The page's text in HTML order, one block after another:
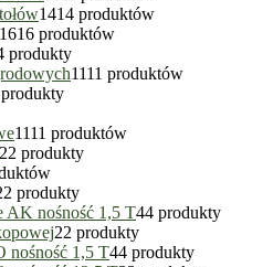
1414 produktów
1616 produktów
produkty
1111 produktów
1111 produktów
22 produkty
2 produkty
AK nośność 1,5 T44 produkty
22 produkty
nośność 1,5 T44 produkty